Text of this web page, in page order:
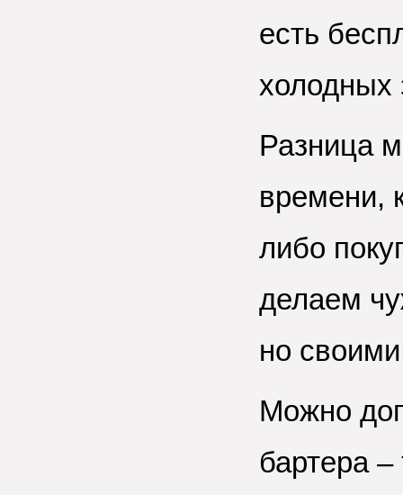
есть
холодных
Разница
времени,
либо
делаем
но
Можно
бартера –